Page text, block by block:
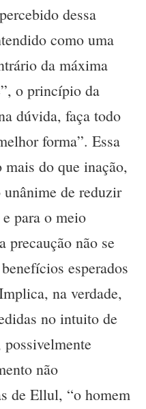
dessa
como uma
da máxima
o princípio da
dúvida, faça todo
forma”. Essa
do que inação,
de reduzir
para o meio
precaução não se
esperados
na verdade,
no intuito de
não
de Ellul, “o homem